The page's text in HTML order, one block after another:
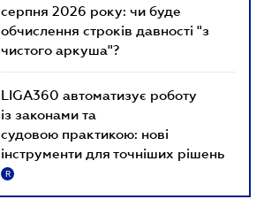
серпня 2026 року: чи буде
обчислення строків давності "з
чистого аркуша"?
LIGA360 автоматизує роботу
із законами та
судовою практикою: нові
інструменти для точніших рішень
R